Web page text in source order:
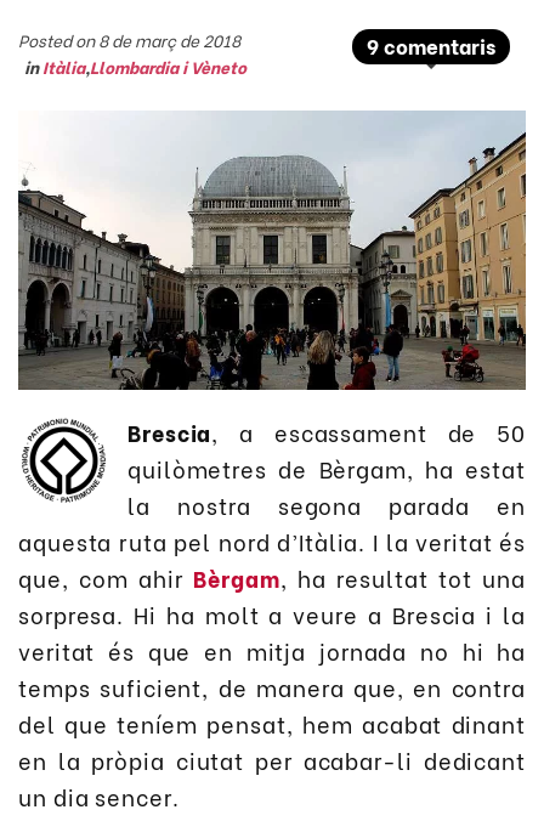
9 comentaris
Posted on 8 de març de 2018
inItàlia,Llombardia i Vèneto
Brescia, a escassament de 50
quilòmetres de Bèrgam, ha estat
la nostra segona parada en
aquesta ruta pel nord d’Itàlia. I la veritat és
que, com ahir Bèrgam, ha resultat tot una
sorpresa. Hi ha molt a veure a Brescia i la
veritat és que en mitja jornada no hi ha
temps suficient, de manera que, en contra
del que teníem pensat, hem acabat dinant
en la pròpia ciutat per acabar-li dedicant
un dia sencer.